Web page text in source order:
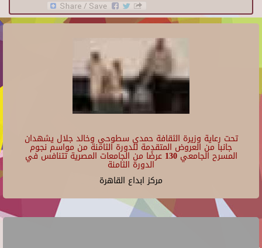
تحت رعاية وزيرة الثقافة حمدي سطوحي وخالد جلال يشهدان
جانبا من العروض المتقدمة للدورة الثامنة من مواسم نجوم
المسرح الجامعي 130 عرضًا من الجامعات المصرية تتنافس في
الدورة الثامنة
مركز ابداع القاهرة